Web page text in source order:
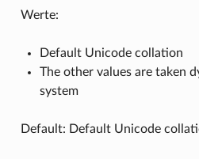
Werte:
Default Unicode collation
The other values are taken
system
Default: Default Unicode